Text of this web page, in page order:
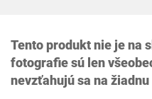
Tento produkt nie je na
fotografie sú len
nevzťahujú sa na